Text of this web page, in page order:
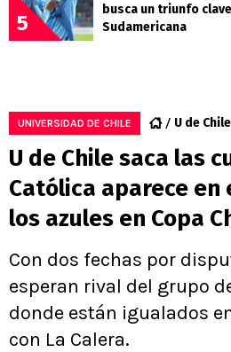
5
busca un triunfo
Sudamericana
UNIVERSIDAD DE CHILE U de Chile
U de Chile saca las
Católica aparece
los azules en Copa
Con dos fechas por
esperan rival del grupo
donde están igualados
con La Calera.